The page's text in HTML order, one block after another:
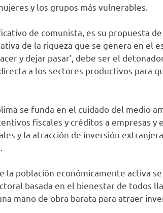
y los grupos más vulnerables.
de comunista, es su propuesta
de la riqueza que se genera en el
y dejar pasar’, debe ser el
a los sectores productivos para
se funda en el cuidado del medio
fiscales y créditos a empresas y
y la atracción de inversión
la población económicamente activa
basada en el bienestar de todos
mano de obra barata para atraer